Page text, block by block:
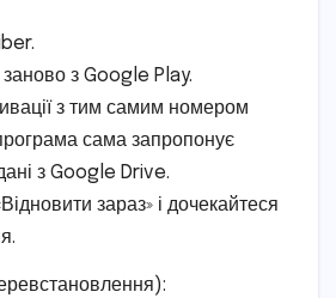
заново з Google Play.
з тим самим номером
сама запропонує
з Google Drive.
зараз» і дочекайтеся